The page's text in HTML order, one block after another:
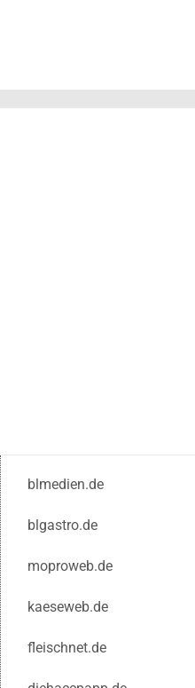
blmedien.de
blgastro.de
moproweb.de
kaeseweb.de
fleischnet.de